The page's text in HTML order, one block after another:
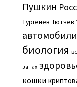
Пушкин
Тургенев Тютчев
автомобили
биология
запах
кошки